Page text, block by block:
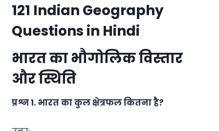
121 Indian Geography
Questions in Hindi
भारत का भौगोलिक विस्तार
और स्थिति
प्रश्न 1. भारत का कुल क्षेत्रफल कितना है?